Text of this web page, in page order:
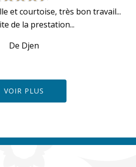
et courtoise, très bon travail...
de la prestation...
De Djen
VOIR PLUS